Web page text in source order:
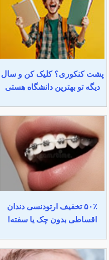
پشت کنکوری؟ کلیک کن و سال
دیگه تو بهترین دانشگاه هستی
۵۰٪ تخفیف ارتودنسی دندان
اقساطی بدون چک یا سفته!